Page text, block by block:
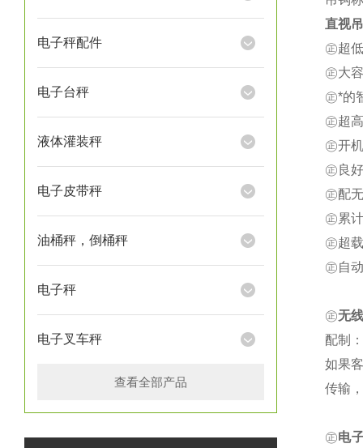
电子秤配件
电子台秤
液体灌装秤
电子皮带秤
油桶秤，倒桶秤
电子秤
电子叉车秤
查看全部产品
直视
㊣超
㊣大
㊣*的
㊣超
㊣开
㊣良
㊣配
㊣累
㊣超
㊣自
㊣无
配制
如果
传输
㊣电